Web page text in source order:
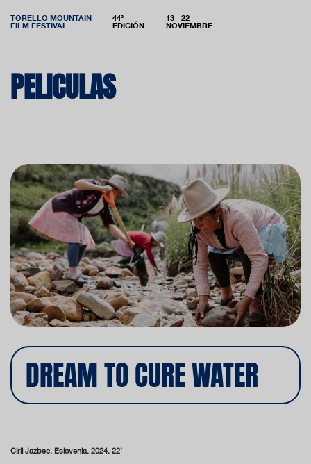
TORELLO MOUNTAIN
FILM FESTIVAL
44ª
EDICIÓN
13 - 22
NOVIEMBRE
PELICULAS
DREAM TO CURE WATER
Ciril Jazbec. Eslovenia. 2024. 22’